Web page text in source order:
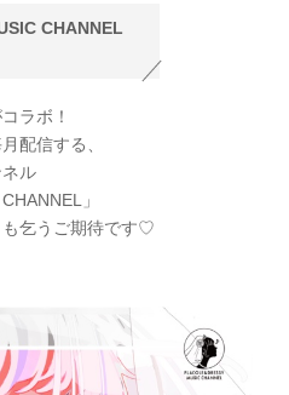
CHANNEL
ラボ！
配信する、
ル
」
乞うご期待です♡